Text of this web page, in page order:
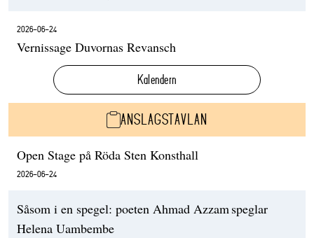
2026-06-24
Vernissage Duvornas Revansch
Kalendern
ANSLAGSTAVLAN
Open Stage på Röda Sten Konsthall
2026-06-24
Såsom i en spegel: poeten Ahmad Azzam speglar
Helena Uambembe